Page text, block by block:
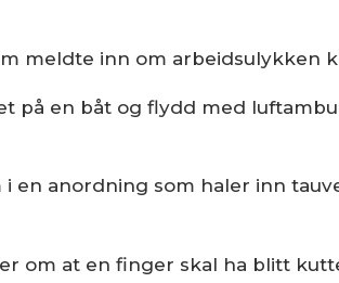
meldte inn om arbeidsulykken
på en båt og flydd med
en anordning som haler inn
om at en finger skal ha blitt